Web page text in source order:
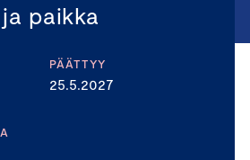
paikka
PÄÄTTYY
25.5.2027